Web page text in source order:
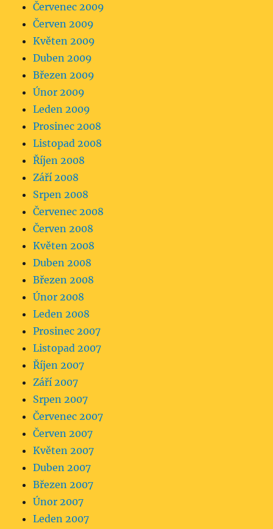
Červenec 2009
Červen 2009
Květen 2009
Duben 2009
Březen 2009
Únor 2009
Leden 2009
Prosinec 2008
Listopad 2008
Říjen 2008
Září 2008
Srpen 2008
Červenec 2008
Červen 2008
Květen 2008
Duben 2008
Březen 2008
Únor 2008
Leden 2008
Prosinec 2007
Listopad 2007
Říjen 2007
Září 2007
Srpen 2007
Červenec 2007
Červen 2007
Květen 2007
Duben 2007
Březen 2007
Únor 2007
Leden 2007